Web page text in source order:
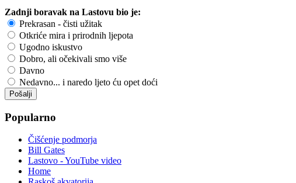
Zadnji boravak na Lastovu bio je:
Prekrasan - čisti užitak
Otkriće mira i prirodnih ljepota
Ugodno iskustvo
Dobro, ali očekivali smo više
Davno
Nedavno... i naredo ljeto ću opet doći
Popularno
Čišćenje podmorja
Bill Gates
Lastovo - YouTube video
Home